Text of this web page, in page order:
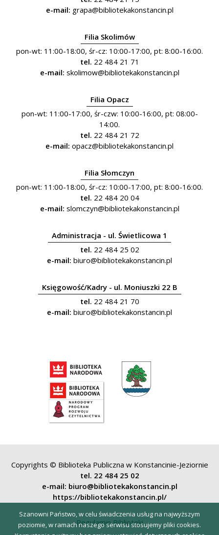
e-mail: grapa@bibliotekakonstancin.pl
Filia Skolimów
pon-wt: 11:00-18:00, śr-cz: 10:00-17:00, pt: 8:00-16:00.
tel. 22 484 21 71
e-mail: skolimow@bibliotekakonstancin.pl
Filia Opacz
pon-wt: 11:00-17:00, śr-czw: 10:00-16:00, pt: 08:00-
14:00.
tel. 22 484 21 72
e-mail: opacz@bibliotekakonstancin.pl
Filia Słomczyn
pon-wt: 11:00-18:00, śr-cz: 10:00-17:00, pt: 8:00-16:00.
tel. 22 484 20 04
e-mail: slomczyn@bibliotekakonstancin.pl
Administracja - ul. Świetlicowa 1
tel. 22 484 25 02
e-mail: biuro@bibliotekakonstancin.pl
Księgowość/Kadry - ul. Moniuszki 22 B
tel. 22 484 21 70
e-mail: biuro@bibliotekakonstancin.pl
Copyrights © Biblioteka Publiczna w Konstancinie-Jeziornie
tel. 22 484 25 02
e-mail: biuro@bibliotekakonstancin.pl
https://bibliotekakonstancin.pl/
Regulamin Biblioteki
Szanowni Państwo, w celu świadczenia usług na najwyższym
poziomie, w ramach naszego serwisu stosujemy pliki cookies.